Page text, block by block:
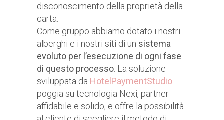
disconoscimento della proprietà della
carta.
Come gruppo abbiamo dotato i nostri
alberghi e i nostri siti di un sistema
evoluto per l’esecuzione di ogni fase
di questo processo . La soluzione
sviluppata da HotelPaymentStudio
poggia su tecnologia Nexi, partner
affidabile e solido, e offre la possibilità